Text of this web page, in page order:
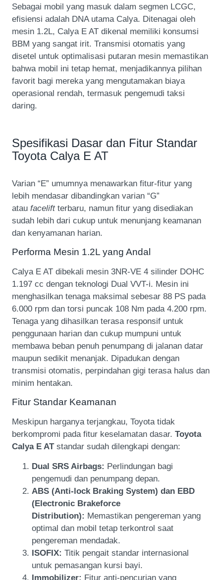
Sebagai mobil yang masuk dalam segmen LCGC,
efisiensi adalah DNA utama Calya. Ditenagai oleh
mesin 1.2L, Calya E AT dikenal memiliki konsumsi
BBM yang sangat irit. Transmisi otomatis yang
disetel untuk optimalisasi putaran mesin memastikan
bahwa mobil ini tetap hemat, menjadikannya pilihan
favorit bagi mereka yang mengutamakan biaya
operasional rendah, termasuk pengemudi taksi
daring.
Spesifikasi Dasar dan Fitur Standar
Toyota Calya E AT
Varian “E” umumnya menawarkan fitur-fitur yang
lebih mendasar dibandingkan varian “G”
atau faceliftterbaru, namun fitur yang disediakan
sudah lebih dari cukup untuk menunjang keamanan
dan kenyamanan harian.
Performa Mesin 1.2L yang Andal
Calya E AT dibekali mesin 3NR-VE 4 silinder DOHC
1.197 cc dengan teknologi Dual VVT-i. Mesin ini
menghasilkan tenaga maksimal sebesar 88 PS pada
6.000 rpm dan torsi puncak 108 Nm pada 4.200 rpm.
Tenaga yang dihasilkan terasa responsif untuk
penggunaan harian dan cukup mumpuni untuk
membawa beban penuh penumpang di jalanan datar
maupun sedikit menanjak. Dipadukan dengan
transmisi otomatis, perpindahan gigi terasa halus dan
minim hentakan.
Fitur Standar Keamanan
Meskipun harganya terjangkau, Toyota tidak
berkompromi pada fitur keselamatan dasar. Toyota
Calya E ATstandar sudah dilengkapi dengan:
Dual SRS Airbags: Perlindungan bagi
pengemudi dan penumpang depan.
ABS (Anti-lock Braking System) dan EBD
(Electronic Brakeforce
Distribution): Memastikan pengereman yang
optimal dan mobil tetap terkontrol saat
pengereman mendadak.
ISOFIX: Titik pengait standar internasional
untuk pemasangan kursi bayi.
Immobilizer: Fitur anti-pencurian yang